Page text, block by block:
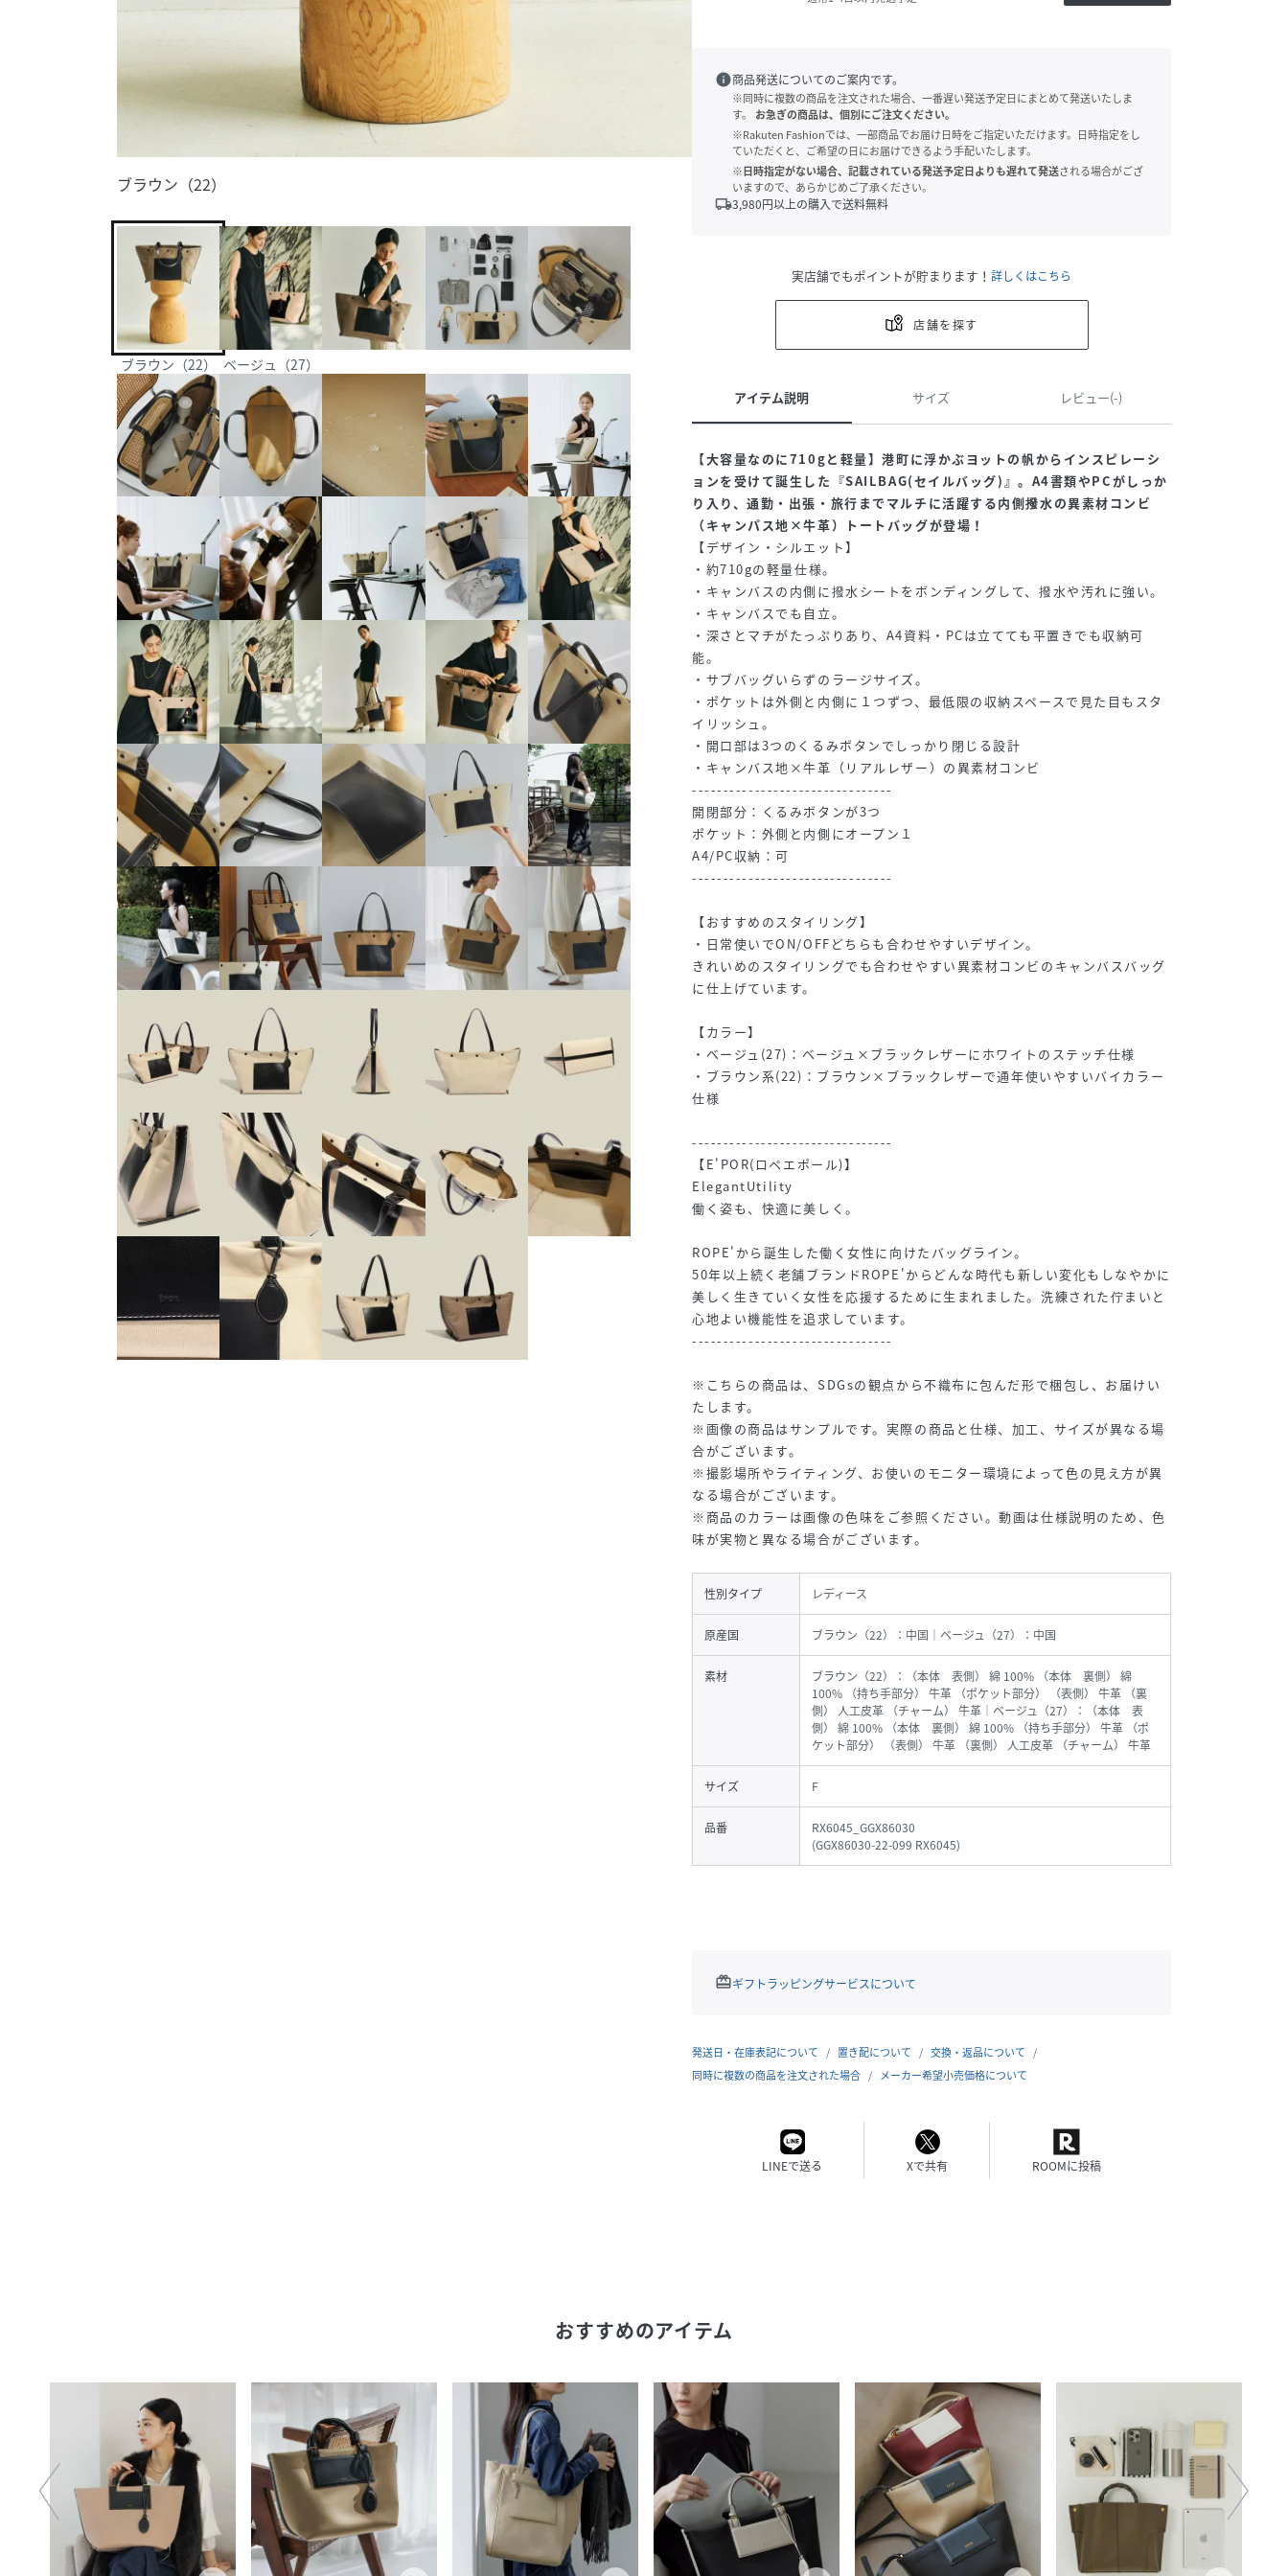
ブラウン（22）
ブラウン（22） ベージュ（27）
info商品発送についてのご案内です。
※同時に複数の商品を注文された場合、一番遅い発送予定日にまとめて発送いたしま
す。
お急ぎの商品は、個別にご注文ください。
※Rakuten Fashionでは、一部商品でお届け日時をご指定いただけます。日時指定をし
ていただくと、ご希望の日にお届けできるよう手配いたします。
※日時指定がない場合、記載されている発送予定日よりも遅れて発送される場合がござ
いますので、あらかじめご了承ください。
local_shipping3,980円以上の購入で送料無料
実店舗でもポイントが貯まります！ 詳しくはこちら
店舗を探す
アイテム説明 サイズ レビュー(-)
【大容量なのに710gと軽量】港町に浮かぶヨットの帆からインスピレーシ
ョンを受けて誕生した『SAILBAG(セイルバッグ)』。A4書類やPCがしっか
り入り、通勤・出張・旅行までマルチに活躍する内側撥水の異素材コンビ
（キャンパス地×牛革）トートバッグが登場！
【デザイン・シルエット】
・約710gの軽量仕様。
・キャンバスの内側に撥水シートをボンディングして、撥水や汚れに強い。
・キャンバスでも自立。
・深さとマチがたっぷりあり、A4資料・PCは立てても平置きでも収納可
能。
・サブバッグいらずのラージサイズ。
・ポケットは外側と内側に１つずつ、最低限の収納スペースで見た目もスタ
イリッシュ。
・開口部は3つのくるみボタンでしっかり閉じる設計
・キャンバス地×牛革（リアルレザー）の異素材コンビ
--------------------------------
開閉部分：くるみボタンが3つ
ポケット：外側と内側にオープン１
A4/PC収納：可
--------------------------------
【おすすめのスタイリング】
・日常使いでON/OFFどちらも合わせやすいデザイン。
きれいめのスタイリングでも合わせやすい異素材コンビのキャンバスバッグ
に仕上げています。
【カラー】
・ベージュ(27)：ベージュ×ブラックレザーにホワイトのステッチ仕様
・ブラウン系(22)：ブラウン×ブラックレザーで通年使いやすいバイカラー
仕様
--------------------------------
【E'POR(ロペエポール)】
ElegantUtility
働く姿も、快適に美しく。
ROPE'から誕生した働く女性に向けたバッグライン。
50年以上続く老舗ブランドROPE'からどんな時代も新しい変化もしなやかに
美しく生きていく女性を応援するために生まれました。洗練された佇まいと
心地よい機能性を追求しています。
--------------------------------
※こちらの商品は、SDGsの観点から不織布に包んだ形で梱包し、お届けい
たします。
※画像の商品はサンプルです。実際の商品と仕様、加工、サイズが異なる場
合がございます。
※撮影場所やライティング、お使いのモニター環境によって色の見え方が異
なる場合がございます。
※商品のカラーは画像の色味をご参照ください。動画は仕様説明のため、色
味が実物と異なる場合がございます。
性別タイプ レディース
原産国 ブラウン（22）：中国｜ベージュ（27）：中国
素材
ブラウン（22）：（本体 表側） 綿 100% （本体 裏側） 綿
100% （持ち手部分） 牛革 （ポケット部分） （表側） 牛革 （裏
側） 人工皮革 （チャーム） 牛革｜ベージュ（27）：（本体 表
側） 綿 100% （本体 裏側） 綿 100% （持ち手部分） 牛革 （ポ
ケット部分） （表側） 牛革 （裏側） 人工皮革 （チャーム） 牛革
サイズ F
品番
RX6045_GGX86030
(GGX86030-22-099 RX6045)
redeemギフトラッピングサービスについて
発送日・在庫表記について 置き配について
交換・返品について
同時に複数の商品を注文された場合
メーカー希望小売価格について
LINEで送る Xで共有 ROOMに投稿
おすすめのアイテム